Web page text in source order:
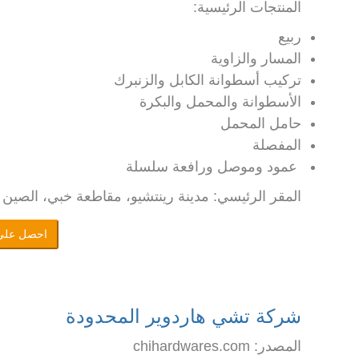
المنتجات الرئيسية:
ربيع
المسار والزاوية
تركيب أسطوانة الكابل والزنبرك
الأسطوانة والمحمل والبكرة
حامل المحمل
المفصلة
عمود وموصل ورافعة سلسلة
المقر الرئيسي: مدينة رينتشيو، مقاطعة خبي، الصين
احصل
شركة تشي هاردوير المحدودة
المصدر: chihardwares.com